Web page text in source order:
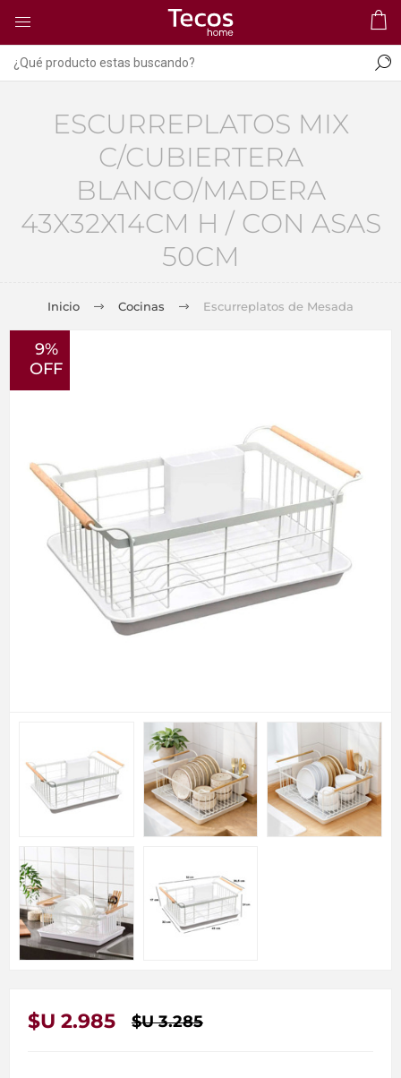
ESCURREPLATOS MIX
C/CUBIERTERA
BLANCO/MADERA
43X32X14CM H / CON ASAS
50CM
Inicio Cocinas Escurreplatos de Mesada
9%
OFF
$U 2.985 $U 3.285